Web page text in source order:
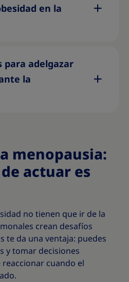
en la
para adelgazar
la
menopausia:
actuar es
no tienen que ir de la
crean desafíos
te da una ventaja: puedes
y tomar decisiones
cuando el